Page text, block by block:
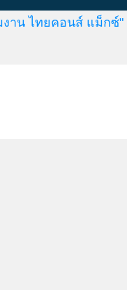
งาน ไทยคอนส์ แม็กซ์"